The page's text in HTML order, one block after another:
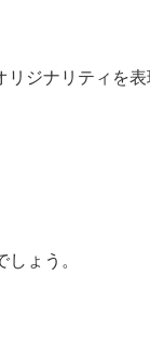
ジナリティを表
ょう。